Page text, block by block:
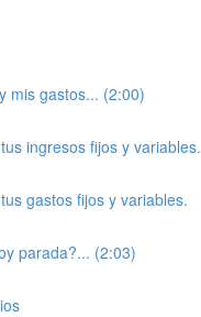
mis gastos... (2:00)
ingresos fijos y variables.
gastos fijos y variables.
parada?... (2:03)